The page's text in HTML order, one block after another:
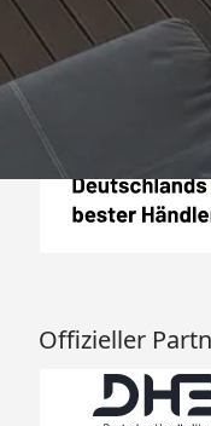
Auszeichnungen
Offizieller